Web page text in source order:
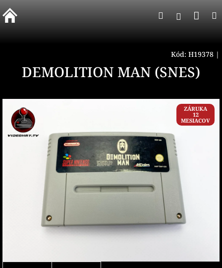
na
obsah
Hľadať
Kód: H19378 |
DEMOLITION MAN (SNES)
ZÁRUKA
12
MESIACOV